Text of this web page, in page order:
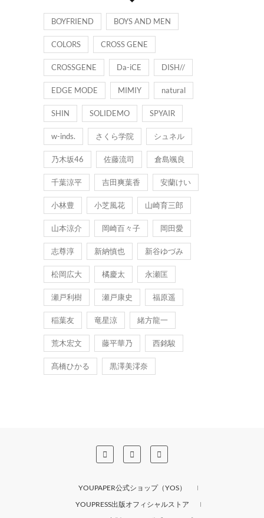
BOYFRIEND BOYS AND MEN
COLORS CROSS GENE
CROSSGENE Da-iCE DISH//
EDGE MODE MIMIY natural
SHIN SOLIDEMO SPYAIR
w-inds. さくら学院 シュネル
乃木坂46 佐藤流司 倉島颯良
千葉涼平 吉田爽葉香 安蘭けい
小林豊 小芝風花 山崎育三郎
山本涼介 岡崎百々子 岡田愛
志尊淳 新納慎也 新谷ゆづみ
松岡広大 橘慶太 永瀬匡
瀬戸利樹 瀬戸康史 福原遥
稲葉友 竜星涼 緒方龍一
荒木宏文 藤平華乃 西銘駿
髙橋ひかる 黒澤美澪奈
YOUPAPER公式ショップ（YOS）
YOUPRESS出版オフィシャルストア